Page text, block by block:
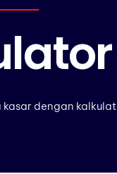
dengan